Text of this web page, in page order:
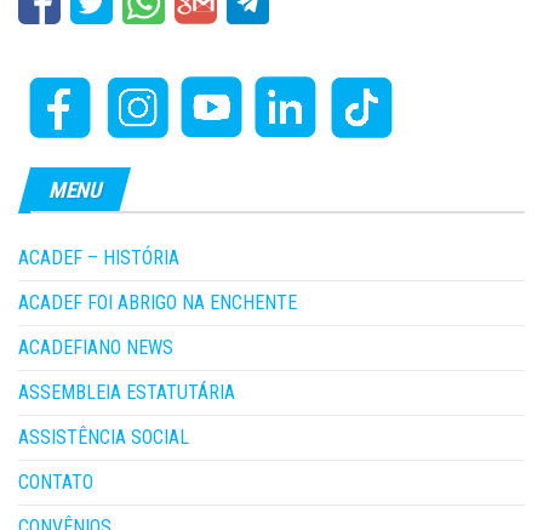
MENU
ACADEF – HISTÓRIA
ACADEF FOI ABRIGO NA ENCHENTE
ACADEFIANO NEWS
ASSEMBLEIA ESTATUTÁRIA
ASSISTÊNCIA SOCIAL
CONTATO